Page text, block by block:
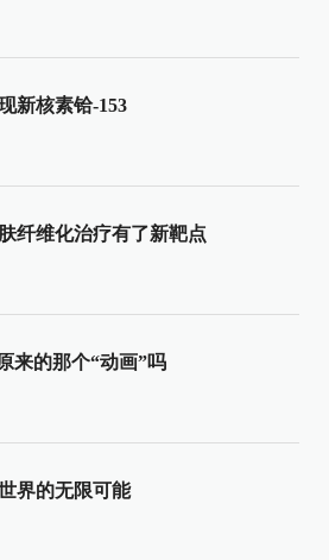
新核素铪-153
纤维化治疗有了新靶点
来的那个“动画”吗
界的无限可能